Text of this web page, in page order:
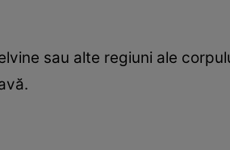
sau alte regiuni ale